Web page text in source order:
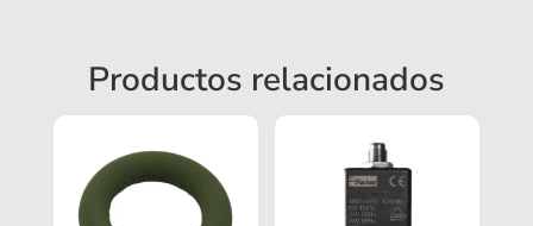
Productos relacionados